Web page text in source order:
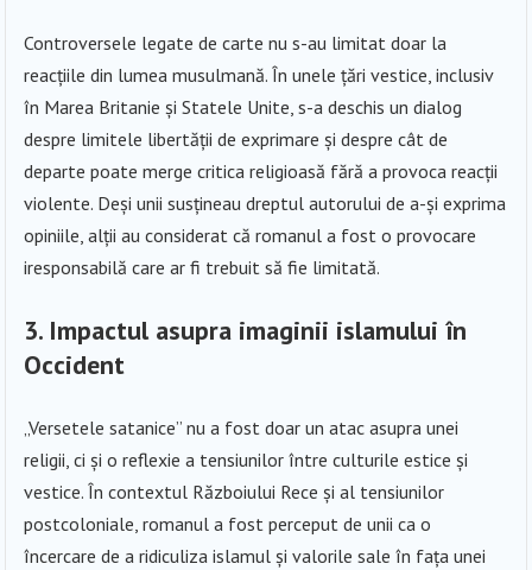
Controversele legate de carte nu s-au limitat doar la
reacțiile din lumea musulmană. În unele țări vestice, inclusiv
în Marea Britanie și Statele Unite, s-a deschis un dialog
despre limitele libertății de exprimare și despre cât de
departe poate merge critica religioasă fără a provoca reacții
violente. Deși unii susțineau dreptul autorului de a-și exprima
opiniile, alții au considerat că romanul a fost o provocare
iresponsabilă care ar fi trebuit să fie limitată.
3. Impactul asupra imaginii islamului în
Occident
„Versetele satanice” nu a fost doar un atac asupra unei
religii, ci și o reflexie a tensiunilor între culturile estice și
vestice. În contextul Războiului Rece și al tensiunilor
postcoloniale, romanul a fost perceput de unii ca o
încercare de a ridiculiza islamul și valorile sale în fața unei